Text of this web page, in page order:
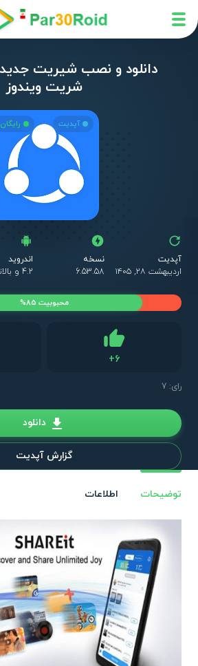
شریت ویندوز
آپدیت رایگان
آپدیت
اردیبهشت ۲۸, ۱۴۰۵
نسخه
6.53.58
اندروید
4.2 و بالاتر
+6
رای: 7
محبوبیت 85%
دانلود
گزارش آپدیت
توضیحات اطلاعات